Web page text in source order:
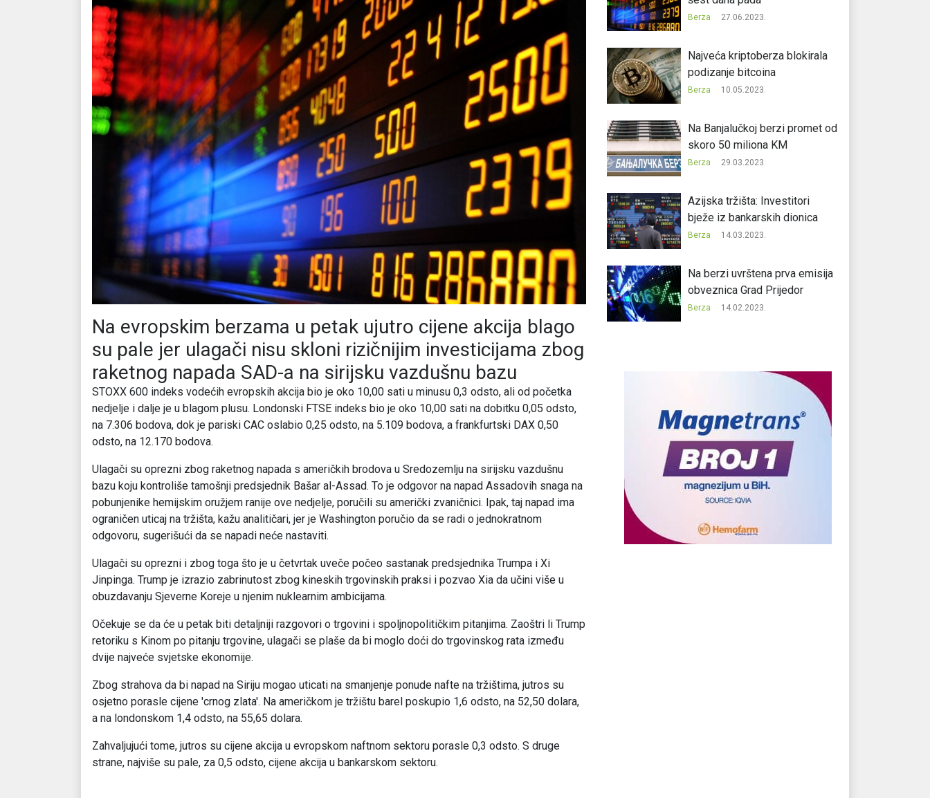
Na evropskim berzama u petak ujutro cijene akcija blago
su pale jer ulagači nisu skloni rizičnijim investicijama zbog
raketnog napada SAD-a na sirijsku vazdušnu bazu
STOXX 600 indeks vodećih evropskih akcija bio je oko 10,00 sati u minusu 0,3 odsto, ali od početka
nedjelje i dalje je u blagom plusu. Londonski FTSE indeks bio je oko 10,00 sati na dobitku 0,05 odsto,
na 7.306 bodova, dok je pariski CAC oslabio 0,25 odsto, na 5.109 bodova, a frankfurtski DAX 0,50
odsto, na 12.170 bodova.
Ulagači su oprezni zbog raketnog napada s američkih brodova u Sredozemlju na sirijsku vazdušnu
bazu koju kontroliše tamošnji predsjednik Bašar al-Assad. To je odgovor na napad Assadovih snaga na
pobunjenike hemijskim oružjem ranije ove nedjelje, poručili su američki zvaničnici. Ipak, taj napad ima
ograničen uticaj na tržišta, kažu analitičari, jer je Washington poručio da se radi o jednokratnom
odgovoru, sugerišući da se napadi neće nastaviti.
Ulagači su oprezni i zbog toga što je u četvrtak uveče počeo sastanak predsjednika Trumpa i Xi
Jinpinga. Trump je izrazio zabrinutost zbog kineskih trgovinskih praksi i pozvao Xia da učini više u
obuzdavanju Sjeverne Koreje u njenim nuklearnim ambicijama.
Očekuje se da će u petak biti detaljniji razgovori o trgovini i spoljnopolitičkim pitanjima. Zaoštri li Trump
retoriku s Kinom po pitanju trgovine, ulagači se plaše da bi moglo doći do trgovinskog rata između
dvije najveće svjetske ekonomije.
Zbog strahova da bi napad na Siriju mogao uticati na smanjenje ponude nafte na tržištima, jutros su
osjetno porasle cijene ′crnog zlata′. Na američkom je tržištu barel poskupio 1,6 odsto, na 52,50 dolara,
a na londonskom 1,4 odsto, na 55,65 dolara.
Zahvaljujući tome, jutros su cijene akcija u evropskom naftnom sektoru porasle 0,3 odsto. S druge
strane, najviše su pale, za 0,5 odsto, cijene akcija u bankarskom sektoru.
Berza 27.06.2023.
Najveća kriptoberza blokirala
podizanje bitcoina
Berza 10.05.2023.
Na Banjalučkoj berzi promet od
skoro 50 miliona KM
Berza 29.03.2023.
Azijska tržišta: Investitori
bježe iz bankarskih dionica
Berza 14.03.2023.
Na berzi uvrštena prva emisija
obveznica Grad Prijedor
Berza 14.02.2023.